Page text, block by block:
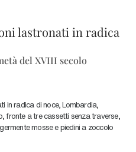
lastronati in radica
del XVIII secolo
in radica di noce, Lombardia,
fronte a tre cassetti senza traverse,
mosse e piedini a zoccolo